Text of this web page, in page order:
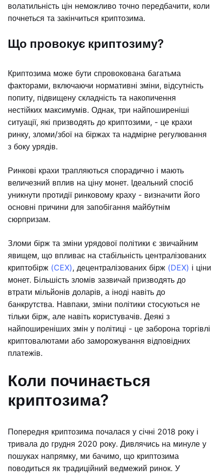
волатильність цін неможливо точно передбачити, коли
почнеться та закінчиться криптозима.
Що провокує криптозиму?
Криптозима може бути спровокована багатьма
факторами, включаючи нормативні зміни, відсутність
попиту, підвищену складність та накопичення
нестійких максимумів. Однак, три найпоширеніші
ситуації, які призводять до криптозими, - це крахи
ринку, зломи/збої на біржах та надмірне регулювання
з боку урядів.
Ринкові крахи трапляються спорадично і мають
величезний вплив на ціну монет. Ідеальний спосіб
уникнути протидії ринковому краху - визначити його
основні причини для запобігання майбутнім
сюрпризам.
Зломи бірж та зміни урядової політики є звичайним
явищем, що впливає на стабільність централізованих
криптобірж (CEX), децентралізованих бірж (DEX) і ціни
монет. Більшість зломів зазвичай призводять до
втрати мільйонів доларів, а іноді навіть до
банкрутства. Навпаки, зміни політики стосуються не
тільки бірж, але навіть користувачів. Деякі з
найпоширеніших змін у політиці - це заборона торгівлі
криптовалютами або заморожування відповідних
платежів.
Коли починається
криптозима?
Попередня криптозима почалася у січні 2018 року і
тривала до грудня 2020 року. Дивлячись на минуле у
пошуках напрямку, ми бачимо, що криптозима
поводиться як традиційний ведмежий ринок. У